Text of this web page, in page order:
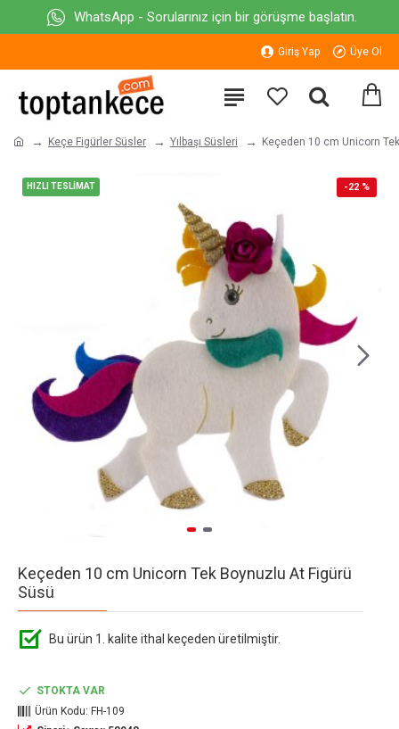
WhatsApp - Sorularınız için bir görüşme başlatın.
Giriş Yap Üye Ol
Keçe Figürler Süsler Yılbaşı Süsleri Keçeden 10 cm Unicorn
HIZLI TESLİMAT -22 %
Keçeden 10 cm Unicorn Tek Boynuzlu At Figürü
Süsü
Bu ürün 1. kalite ithal keçeden üretilmiştir.
STOKTA VAR
Ürün Kodu: FH-109